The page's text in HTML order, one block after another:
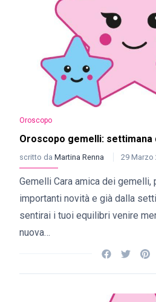
Oroscopo
Oroscopo gemelli: settimana
scritto da Martina Renna 29 Marzo
Gemelli Cara amica dei gemelli,
importanti novità e già dalla
sentirai i tuoi equilibri venire
nuova…